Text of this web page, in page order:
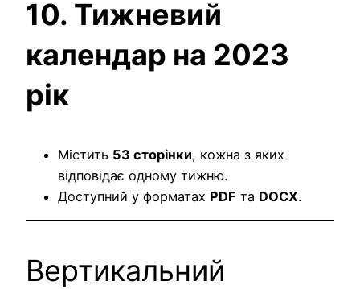
10. Тижневий
календар на 2023
рік
Містить 53 сторінки, кожна з яких
відповідає одному тижню.
Доступний у форматах PDF та DOCX.
Вертикальний